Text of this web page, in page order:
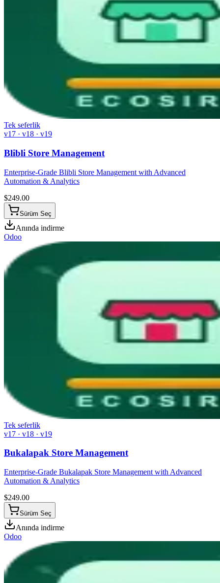
Tek seferlik
v17 · v18 · v19
Blibli Store Management
Enterprise-Grade Blibli Store Management with Advanced
Automation & Analytics
$249.00
Sürüm Seç
Anında indirme
Odoo
Tek seferlik
v17 · v18 · v19
Bukalapak Store Management
Enterprise-Grade Bukalapak Store Management with Advanced
Automation & Analytics
$249.00
Sürüm Seç
Anında indirme
Odoo